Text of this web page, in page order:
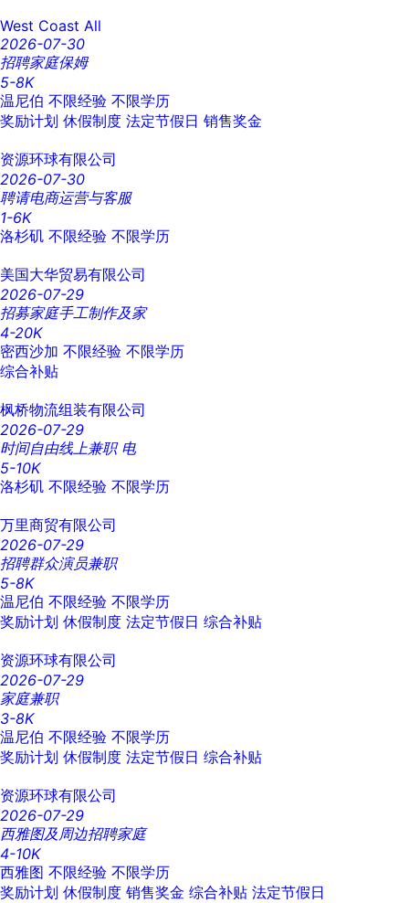
West Coast All
2026-07-30
招聘家庭保姆
5-8K
温尼伯 不限经验 不限学历
奖励计划 休假制度 法定节假日 销售奖金
资源环球有限公司
2026-07-30
聘请电商运营与客服
1-6K
洛杉矶 不限经验 不限学历
美国大华贸易有限公司
2026-07-29
招募家庭手工制作及家
4-20K
密西沙加 不限经验 不限学历
综合补贴
枫桥物流组装有限公司
2026-07-29
时间自由线上兼职 电
5-10K
洛杉矶 不限经验 不限学历
万里商贸有限公司
2026-07-29
招聘群众演员兼职
5-8K
温尼伯 不限经验 不限学历
奖励计划 休假制度 法定节假日 综合补贴
资源环球有限公司
2026-07-29
家庭兼职
3-8K
温尼伯 不限经验 不限学历
奖励计划 休假制度 法定节假日 综合补贴
资源环球有限公司
2026-07-29
西雅图及周边招聘家庭
4-10K
西雅图 不限经验 不限学历
奖励计划 休假制度 销售奖金 综合补贴 法定节假日